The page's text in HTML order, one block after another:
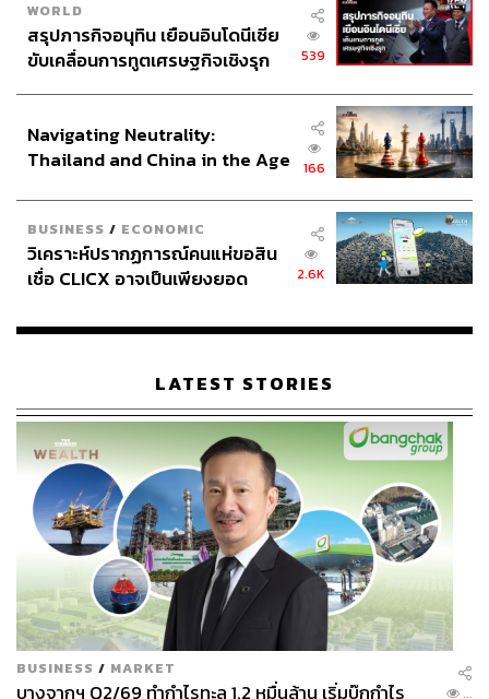
WORLD
สรุปภารกิจอนุทิน เยือนอินโดนีเซีย
ขับเคลื่อนการทูตเศรษฐกิจเชิงรุก
ประกาศหุ้นส่วนยุทธศาสตร์ไทย –
539
Navigating Neutrality:
Thailand and China in the Age
166
BUSINESS / ECONOMIC
วิเคราะห์ปรากฏการณ์คนแห่ขอสิน
เชื่อ CLICX อาจเป็นเพียงยอด
เรือนไทยที่ถูกซุกไว้
2.6K
LATEST STORIES
BUSINESS / MARKET
...